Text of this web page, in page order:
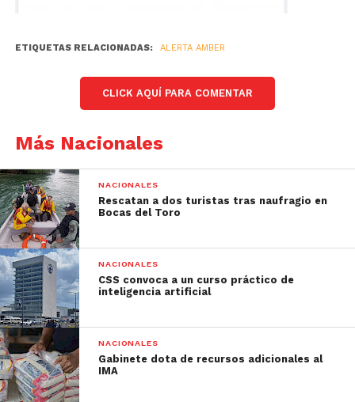
ETIQUETAS RELACIONADAS: ALERTA AMBER
CLICK AQUÍ PARA COMENTAR
Más Nacionales
NACIONALES
Rescatan a dos turistas tras naufragio en
Bocas del Toro
NACIONALES
CSS convoca a un curso práctico de
inteligencia artificial
NACIONALES
Gabinete dota de recursos adicionales al
IMA